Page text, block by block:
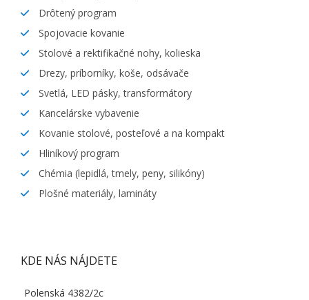
Drôtený program
Spojovacie kovanie
Stolové a rektifikačné nohy, kolieska
Drezy, príborníky, koše, odsávače
Svetlá, LED pásky, transformátory
Kancelárske vybavenie
Kovanie stolové, posteľové a na kompakt
Hliníkový program
Chémia (lepidlá, tmely, peny, silikóny)
Plošné materiály, lamináty
KDE NÁS NÁJDETE
Polenská 4382/2c